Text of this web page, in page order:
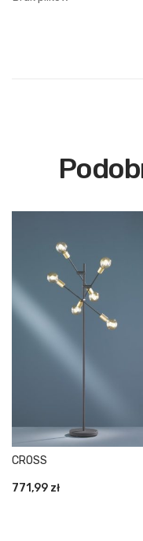
CROSS
771,99 zł